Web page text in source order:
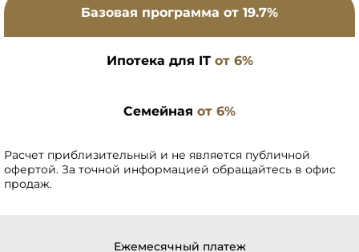
Базовая программа от 19.7%
Ипотека для IT от 6%
Семейная от 6%
Расчет приблизительный и не является публичной
офертой. За точной информацией обращайтесь в офис
продаж.
Ежемесячный платеж